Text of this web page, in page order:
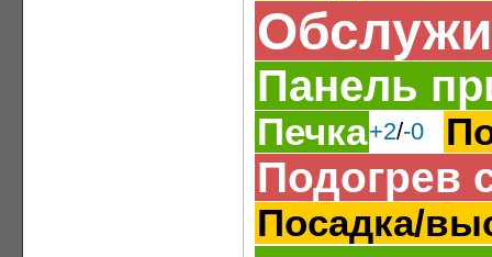
Панель
Печка+2/-0
Подогрев
Посадка/